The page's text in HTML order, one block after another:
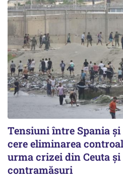
Tensiuni între Spania
cere eliminarea
urma crizei din Ceuta
contramăsuri